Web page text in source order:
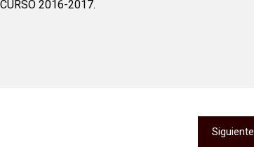
2016-2017.
Siguiente